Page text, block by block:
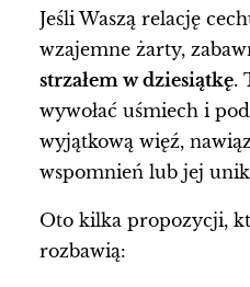
Jeśli Waszą relację
wzajemne żarty,
strzałem w dziesiątkę.
wywołać uśmiech i
wyjątkową więź,
wspomnień lub jej
Oto kilka propozycji,
rozbawią: